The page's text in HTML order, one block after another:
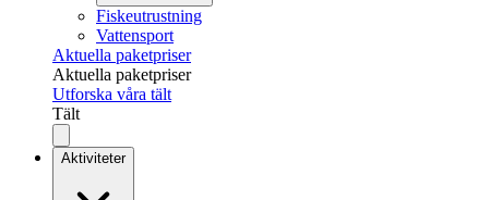
Fiskeutrustning
Vattensport
Aktuella paketpriser
Aktuella paketpriser
Utforska våra tält
Tält
Aktiviteter